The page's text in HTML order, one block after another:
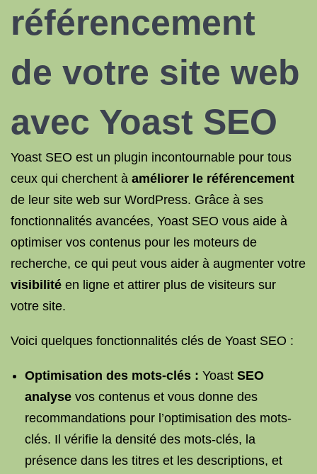
référencement
de votre site web
avec Yoast SEO
Yoast SEO est un plugin incontournable pour tous
ceux qui cherchent à améliorer le référencement
de leur site web sur WordPress. Grâce à ses
fonctionnalités avancées, Yoast SEO vous aide à
optimiser vos contenus pour les moteurs de
recherche, ce qui peut vous aider à augmenter votre
visibilité en ligne et attirer plus de visiteurs sur
votre site.
Voici quelques fonctionnalités clés de Yoast SEO :
Optimisation des mots-clés : Yoast SEO
analyse vos contenus et vous donne des
recommandations pour l’optimisation des mots-
clés. Il vérifie la densité des mots-clés, la
présence dans les titres et les descriptions, et